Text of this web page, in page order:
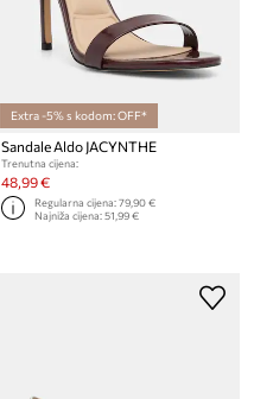
Extra -5% s kodom: OFF*
Sandale Aldo JACYNTHE
Trenutna cijena:
48,99 €
Regularna cijena:79,90 €
Najniža cijena:51,99 €